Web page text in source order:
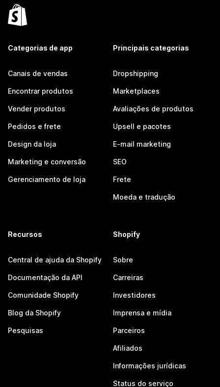
Categorias de app
Canais de vendas
Encontrar produtos
Vender produtos
Pedidos e frete
Design da loja
Marketing e conversão
Gerenciamento de loja
Principais categorias
Dropshipping
Marketplaces
Avaliações de produtos
Upsell e pacotes
E-mail marketing
SEO
Frete
Moeda e tradução
Recursos
Central de ajuda da Shopify
Documentação da API
Comunidade Shopify
Blog da Shopify
Pesquisas
Shopify
Sobre
Carreiras
Investidores
Imprensa e mídia
Parceiros
Afiliados
Informações jurídicas
Status do serviço